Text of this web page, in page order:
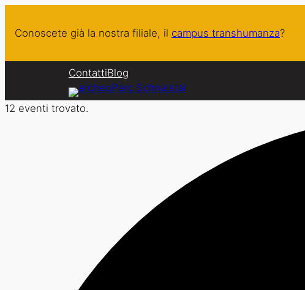
Conoscete già la nostra filiale, il campus transhumanza?
ContattiBlog
12 eventi trovato.